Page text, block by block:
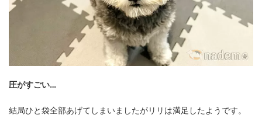
圧がすごい…
結局ひと袋全部あげてしまいましたがリリは満足したようです。